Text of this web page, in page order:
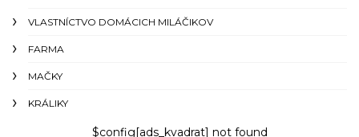
VLASTNÍCTVO DOMÁCICH MILÁČIKOV
FARMA
MAČKY
KRÁLIKY
$config[ads_kvadrat] not found